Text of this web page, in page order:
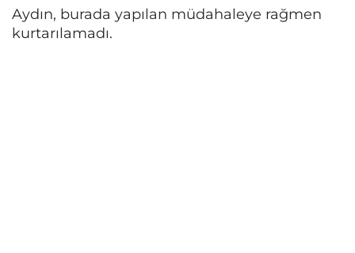
Aydın, burada yapılan müdahaleye rağmen
kurtarılamadı.